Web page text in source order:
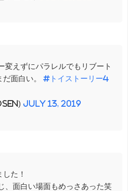
変えずにパラレルでもリブート
面白い。 #トイストーリー4
July 13, 2019
た！
、面白い場面もめっさあった笑